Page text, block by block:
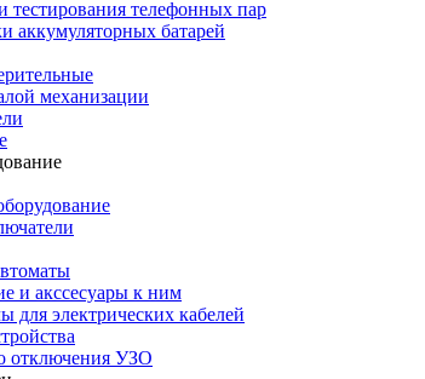
тестирования телефонных пар
аккумуляторных батарей
механизации
и акссесуары к ним
электрических кабелей
отключения УЗО